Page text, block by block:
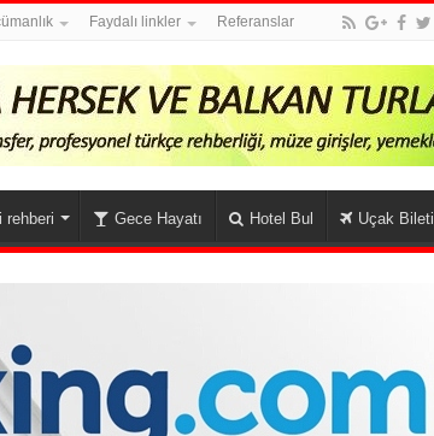
Faydalı linkler Referanslar
rehberi Gece Hayatı Hotel Bul Uçak Bileti